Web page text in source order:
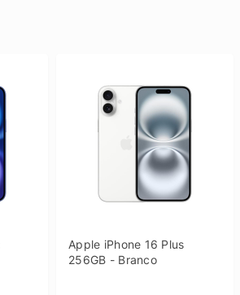
Apple iPhone 16 Plus
256GB - Branco